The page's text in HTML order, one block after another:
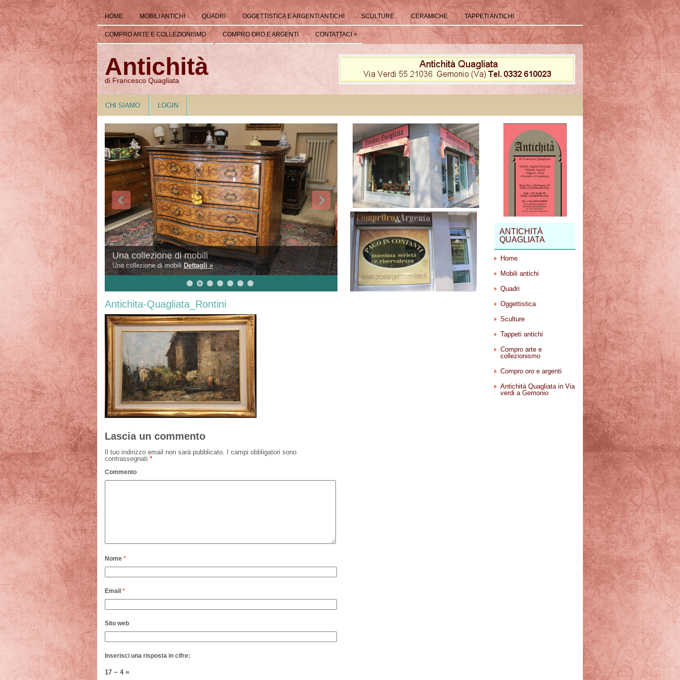
HOME MOBILI ANTICHI QUADRI OGGETTISTICA E ARGENTI ANTICHI SCULTURE CERAMICHE TAPPETI ANTICHI
COMPRO ARTE E COLLEZIONISMO COMPRO ORO E ARGENTI CONTATTACI »
Antichità
di Francesco Quagliata
CHI SIAMO LOGIN
Una collezione di mobili
Una collezione di mobiliDettagli »
Antichita-Quagliata_Rontini
Lascia un commento
Il tuo indirizzo email non sarà pubblicato. I campi obbligatori sono
contrassegnati *
Commento
Nome *
Email *
Sito web
Inserisci una risposta in cifre:
17 − 4 =
ANTICHITÀ
QUAGLIATA
Home
Mobili antichi
Quadri
Oggettistica
Sculture
Tappeti antichi
Compro arte e
collezionismo
Compro oro e argenti
Antichità Quagliata in Via
verdi a Gemonio